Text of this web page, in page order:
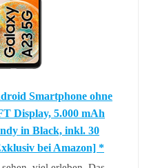
Smartphone ohne
Display, 5.000 mAh
in Black, inkl. 30
bei Amazon] *